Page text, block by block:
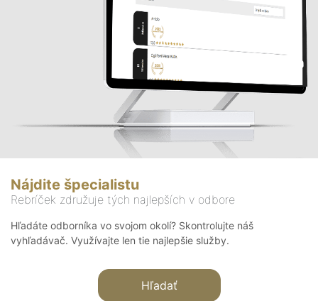
Nájdite špecialistu
Rebríček združuje tých najlepších v odbore
Hľadáte odborníka vo svojom okolí? Skontrolujte náš
vyhľadávač. Využívajte len tie najlepšie služby.
Hľadať